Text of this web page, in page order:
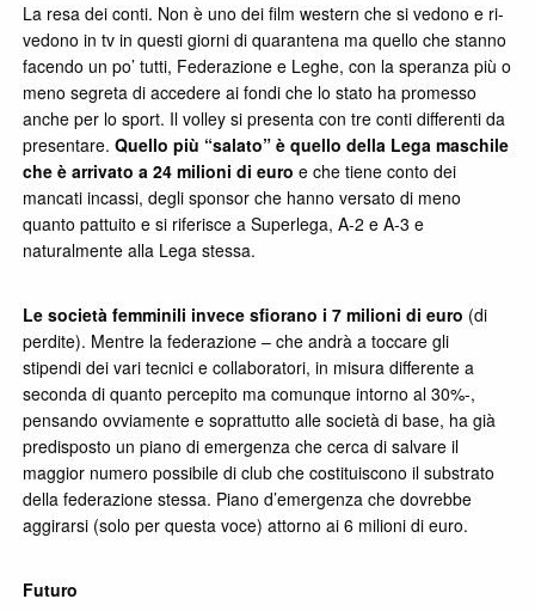
La resa dei conti. Non è uno dei film western che si vedono e ri-
vedono in tv in questi giorni di quarantena ma quello che stanno
facendo un po’ tutti, Federazione e Leghe, con la speranza più o
meno segreta di accedere ai fondi che lo stato ha promesso
anche per lo sport. Il volley si presenta con tre conti differenti da
presentare.Quello più “salato” è quello della Lega maschile
che è arrivato a 24 milioni di euroe che tiene conto dei
mancati incassi, degli sponsor che hanno versato di meno
quanto pattuito e si riferisce a Superlega, A-2 e A-3 e
naturalmente alla Lega stessa.
Le società femminili invece sfiorano i 7 milioni di euro (di
perdite). Mentre la federazione – che andrà a toccare gli
stipendi dei vari tecnici e collaboratori, in misura differente a
seconda di quanto percepito ma comunque intorno al 30%-,
pensando ovviamente e soprattutto alle società di base, ha già
predisposto un piano di emergenza che cerca di salvare il
maggior numero possibile di club che costituiscono il substrato
della federazione stessa. Piano d’emergenza che dovrebbe
aggirarsi (solo per questa voce) attorno ai 6 milioni di euro.
Futuro